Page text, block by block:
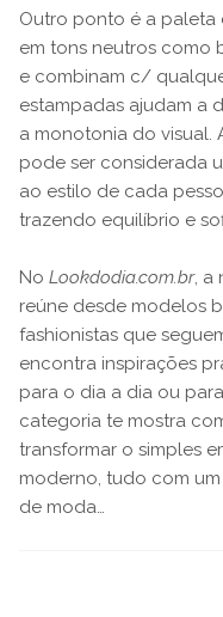
Outro ponto é a paleta
em tons neutros como
e combinam c/
estampadas ajudam a
a monotonia do visual.
pode ser considerada
ao estilo de cada
trazendo equilíbrio e
No Lookdodia.com.br, a
reúne desde modelos
fashionistas que
encontra inspirações
para o dia a dia ou
categoria te mostra
transformar o simples
moderno, tudo com
de moda…